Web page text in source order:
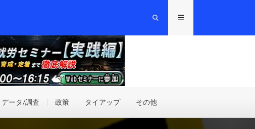
データ/調査 政策 タイアップ その他